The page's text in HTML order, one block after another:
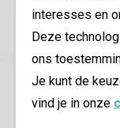
interesses en
Deze
ons
Je kunt de
vind je in onze